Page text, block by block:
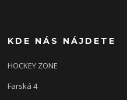
KDE NÁS NÁJDETE
HOCKEY ZONE
Farská 4